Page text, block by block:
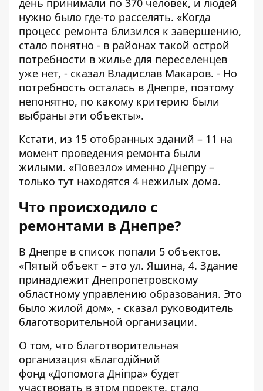
день принимали по 370 человек, и людей
нужно было где-то расселять. «Когда
процесс ремонта близился к завершению,
стало понятно - в районах такой острой
потребности в жилье для переселенцев
уже нет, - сказал Владислав Макаров. - Но
потребность осталась в Днепре, поэтому
непонятно, по какому критерию были
выбраны эти объекты».
Кстати, из 15 отобранных зданий – 11 на
момент проведения ремонта были
жилыми. «Повезло» именно Днепру –
только тут находятся 4 нежилых дома.
Что происходило с
ремонтами в Днепре?
В Днепре в список попали 5 объектов.
«Пятый объект – это ул. Яшина, 4. Здание
принадлежит Днепропетровскому
областному управлению образования. Это
было жилой дом», - сказал руководитель
благотворительной организации.
О том, что благотворительная
организация «Благодійний
фонд «Допомога Дніпра» будет
участвовать в этом проекте, стало